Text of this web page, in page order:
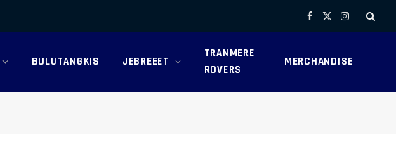
Facebook
X
Instagram
BULUTANGKIS JEBREEET
TRANMERE
ROVERS
MERCHANDISE